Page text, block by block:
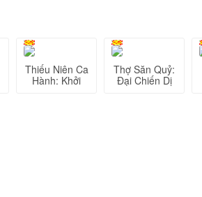
Thiếu Niên Ca
Hành: Khởi
Thợ Săn Quỷ:
Đại Chiến Dị